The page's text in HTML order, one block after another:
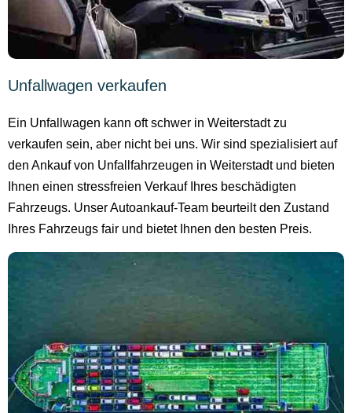
Unfallwagen verkaufen
Ein Unfallwagen kann oft schwer in Weiterstadt zu
verkaufen sein, aber nicht bei uns. Wir sind spezialisiert auf
den Ankauf von Unfallfahrzeugen in Weiterstadt und bieten
Ihnen einen stressfreien Verkauf Ihres beschädigten
Fahrzeugs. Unser Autoankauf-Team beurteilt den Zustand
Ihres Fahrzeugs fair und bietet Ihnen den besten Preis.